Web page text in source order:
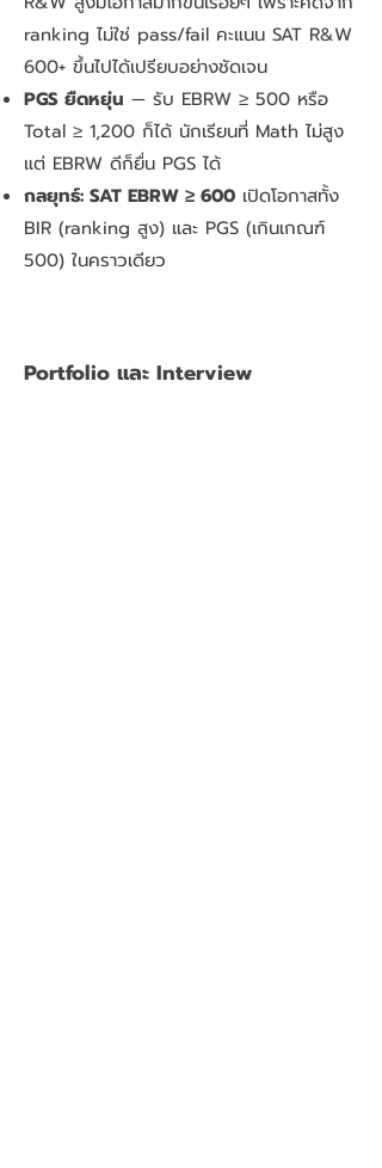
ranking ไม่ใช่ pass/fail คะแนน SAT R&W
600+ ขึ้นไปได้เปรียบอย่างชัดเจน
PGS ยืดหยุ่น — รับ EBRW ≥ 500 หรือ
Total ≥ 1,200 ก็ได้ นักเรียนที่ Math ไม่สูง
แต่ EBRW ดีก็ยื่น PGS ได้
กลยุทธ์: SAT EBRW ≥ 600 เปิดโอกาสทั้ง
BIR (ranking สูง) และ PGS (เกินเกณฑ์
500) ในคราวเดียว
Portfolio และ Interview